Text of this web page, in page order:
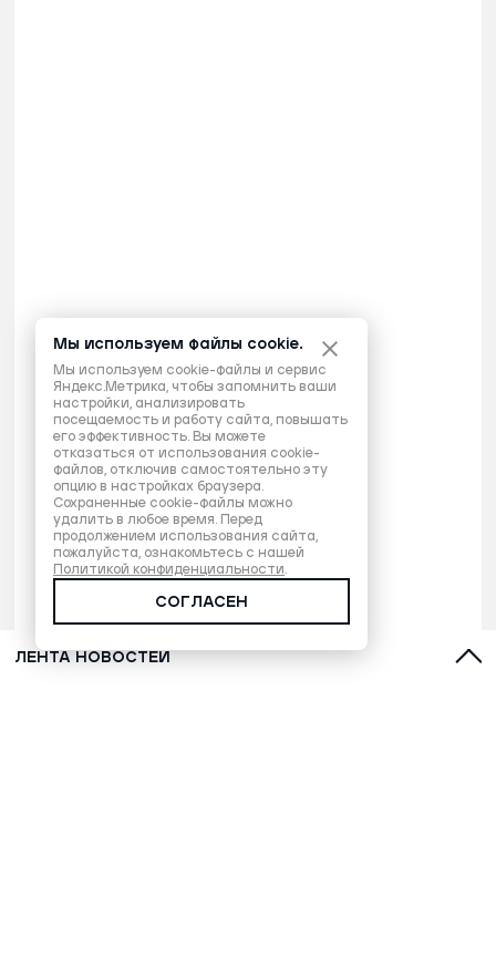
ЛЕНТА НОВОСТЕЙ
Мы используем файлы cookie.
Мы используем cookie-файлы и сервис
Яндекс.Метрика, чтобы запомнить ваши
настройки, анализировать
посещаемость и работу сайта, повышать
его эффективность. Вы можете
отказаться от использования cookie-
файлов, отключив самостоятельно эту
опцию в настройках браузера.
Сохраненные cookie-файлы можно
удалить в любое время. Перед
продолжением использования сайта,
пожалуйста, ознакомьтесь с нашей
Политикой конфиденциальности.
СОГЛАСЕН